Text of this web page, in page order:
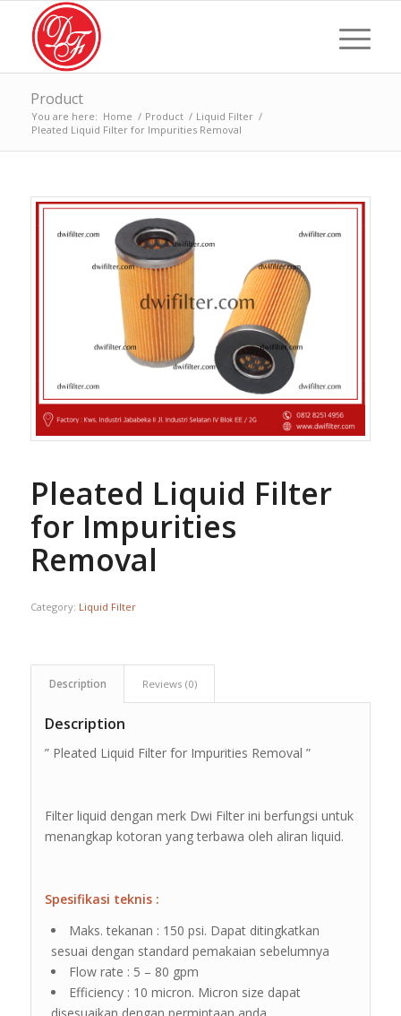
Product
You are here: Home / Product / Liquid Filter /
Pleated Liquid Filter for Impurities Removal
Pleated Liquid Filter
for Impurities
Removal
Category: Liquid Filter
Description Reviews (0)
Description
” Pleated Liquid Filter for Impurities Removal ”
Filter liquid dengan merk Dwi Filter ini berfungsi untuk
menangkap kotoran yang terbawa oleh aliran liquid.
Spesifikasi teknis :
Maks. tekanan : 150 psi. Dapat ditingkatkan
sesuai dengan standard pemakaian sebelumnya
Flow rate : 5 – 80 gpm
Efficiency : 10 micron. Micron size dapat